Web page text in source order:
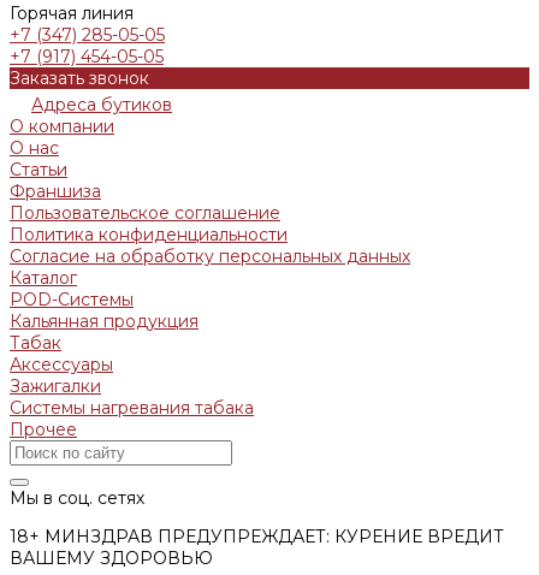
Горячая линия
+7 (347) 285-05-05
+7 (917) 454-05-05
Заказать звонок
Адреса бутиков
О компании
О нас
Статьи
Франшиза
Пользовательское соглашение
Политика конфиденциальности
Согласие на обработку персональных данных
Каталог
POD-Системы
Кальянная продукция
Табак
Аксессуары
Зажигалки
Системы нагревания табака
Прочее
Мы в соц. сетях
18+ МИНЗДРАВ ПРЕДУПРЕЖДАЕТ: КУРЕНИЕ ВРЕДИТ
ВАШЕМУ ЗДОРОВЬЮ